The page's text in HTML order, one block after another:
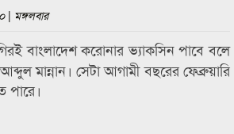
| মঙ্গলবার
বাংলাদেশ করোনার ভ্যাকসিন পাবে বলে
আব্দুল মান্নান। সেটা আগামী বছরের ফেব্রুয়ারি
পারে।